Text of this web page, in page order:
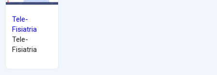
Tele-
Fisiatria
Tele-
Fisiatria